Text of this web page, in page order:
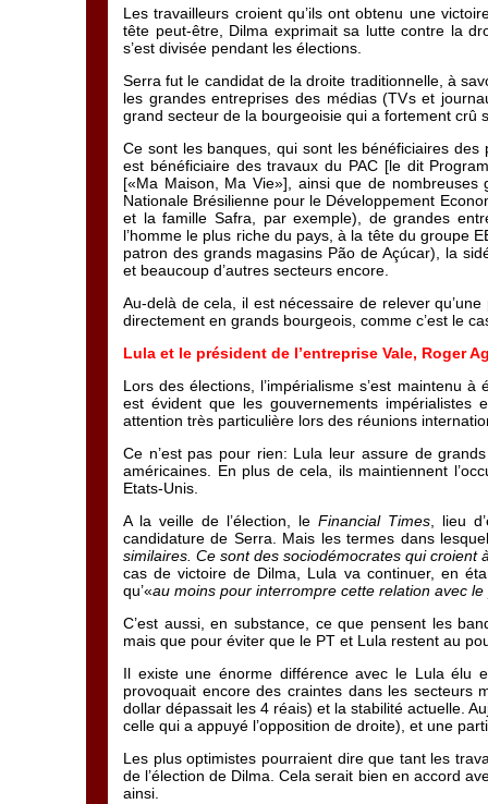
Les travailleurs croient qu’ils ont obtenu une
tête peut-être, Dilma exprimait sa lutte contre la
s’est divisée pendant les élections.
Serra fut le candidat de la droite traditionnelle, à
les grandes entreprises des médias (TVs et
grand secteur de la bourgeoisie qui a fortement crû
Ce sont les banques, qui sont les bénéficiaires
est bénéficiaire des travaux du PAC [le dit
[«Ma Maison, Ma Vie»], ainsi que de
Nationale Brésilienne pour le Développement
et la famille Safra, par exemple), de grandes
l’homme le plus riche du pays, à la tête du groupe
patron des grands magasins Pão de Açúcar), la
et beaucoup d’autres secteurs encore.
Au-delà de cela, il est nécessaire de relever
directement en grands bourgeois, comme c’est le
Lula et le président de l’entreprise Vale, Roger
Lors des élections, l’impérialisme s’est maintenu
est évident que les gouvernements impérialistes
attention très particulière lors des réunions
Ce n’est pas pour rien: Lula leur assure de
américaines. En plus de cela, ils maintiennent
Etats-Unis.
A la veille de l’élection, le Financial Times, lieu
candidature de Serra. Mais les termes dans
similaires. Ce sont des sociodémocrates qui
cas de victoire de Dilma, Lula va continuer, en
qu’«au moins pour interrompre cette relation avec
C’est aussi, en substance, ce que pensent les
mais que pour éviter que le PT et Lula restent au
Il existe une énorme différence avec le Lula élu
provoquait encore des craintes dans les secteurs
dollar dépassait les 4 réais) et la stabilité actuelle.
celle qui a appuyé l’opposition de droite), et une
Les plus optimistes pourraient dire que tant les
de l’élection de Dilma. Cela serait bien en accord
ainsi.